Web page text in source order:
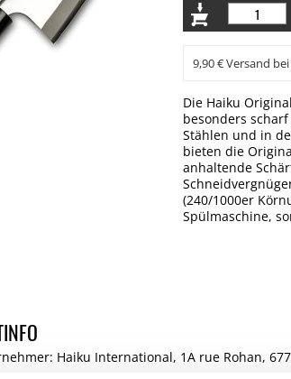
9,90 € Versand
Die Haiku
besonders
Stählen und in
bieten die
anhaltende
(240/1000er
Spülmaschine,
Haiku International, 1A rue Rohan,